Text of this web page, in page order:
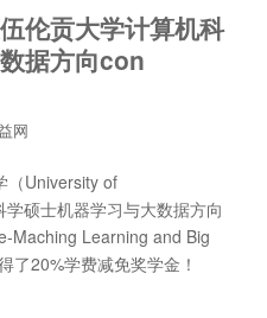
伦贡大学计算机科
据方向con
网
（University of
硕士机器学习与大数据方向
Maching Learning and Big
了20%学费减免奖学金！